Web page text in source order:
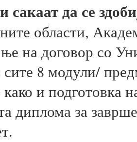
сакаат да се
области,
на договор со
сите 8 модули/
и подготовка
диплома за